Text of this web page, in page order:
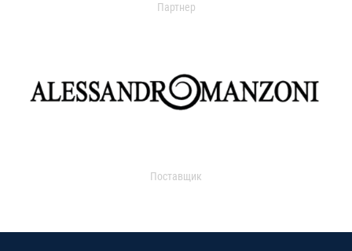
Партнер
Поставщик